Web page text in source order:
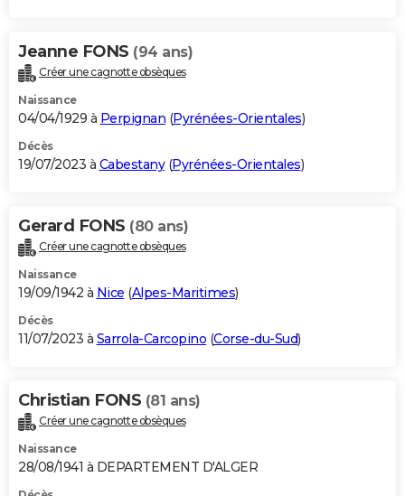
Jeanne FONS (94 ans)
Créer une cagnotte obsèques
Naissance
04/04/1929 à Perpignan (Pyrénées-Orientales)
Décès
19/07/2023 à Cabestany(Pyrénées-Orientales)
Gerard FONS (80 ans)
Créer une cagnotte obsèques
Naissance
19/09/1942 à Nice (Alpes-Maritimes)
Décès
11/07/2023 à Sarrola-Carcopino (Corse-du-Sud)
Christian FONS (81 ans)
Créer une cagnotte obsèques
Naissance
28/08/1941 à DEPARTEMENT D'ALGER